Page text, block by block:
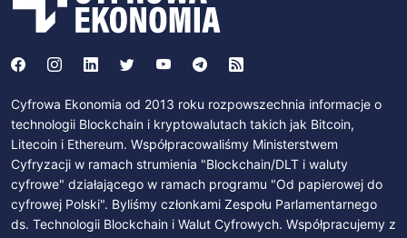
Cyfrowa Ekonomia od 2013 roku rozpowszechnia informacje o
technologii Blockchain i kryptowalutach takich jak Bitcoin,
Litecoin i Ethereum. Współpracowaliśmy Ministerstwem
Cyfryzacji w ramach strumienia "Blockchain/DLT i waluty
cyfrowe" działającego w ramach programu "Od papierowej do
cyfrowej Polski". Byliśmy członkami Zespołu Parlamentarnego
ds. Technologii Blockchain i Walut Cyfrowych. Współpracujemy z